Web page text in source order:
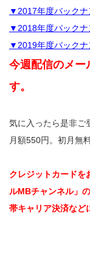
▼2017年度バックナ
▼2018年度バックナ
▼2019年度バックナ
今週配信のメー
す。
気に入ったら是非ご
月額550円。初月無
クレジットカードを
ルMBチャンネル」
帯キャリア決済など